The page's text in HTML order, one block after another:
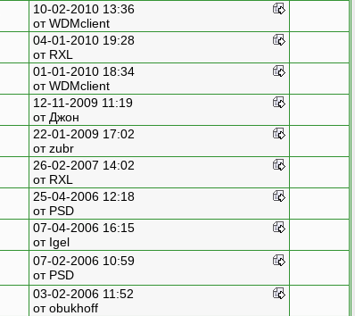
10-02-2010 13:36
от WDMclient
04-01-2010 19:28
от RXL
01-01-2010 18:34
от WDMclient
12-11-2009 11:19
от Джон
22-01-2009 17:02
от zubr
26-02-2007 14:02
от RXL
25-04-2006 12:18
от PSD
07-04-2006 16:15
от Igel
07-02-2006 10:59
от PSD
03-02-2006 11:52
от obukhoff